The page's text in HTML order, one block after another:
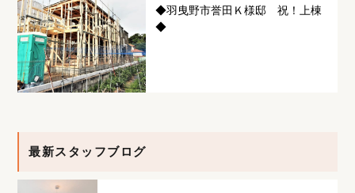
◆羽曳野市誉田Ｋ様邸 祝！上棟
◆
最新スタッフブログ